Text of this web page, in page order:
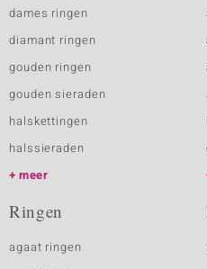
dames ringen
diamant ringen
gouden ringen
gouden sieraden
halskettingen
halssieraden
meer
Ringen
agaat ringen